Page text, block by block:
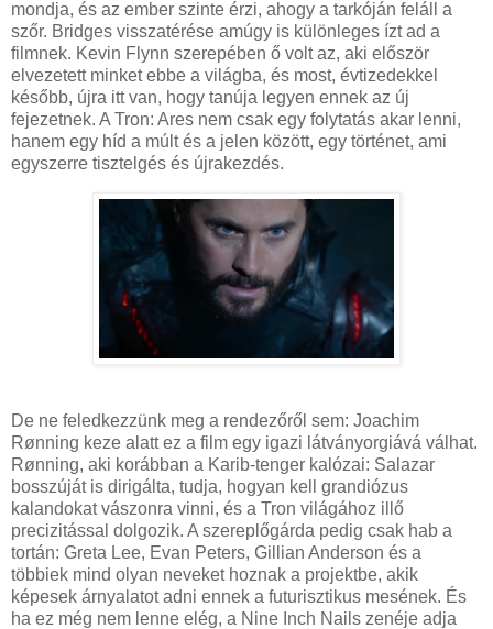
mondja, és az ember szinte érzi, ahogy a tarkóján feláll a
szőr. Bridges visszatérése amúgy is különleges ízt ad a
filmnek. Kevin Flynn szerepében ő volt az, aki először
elvezetett minket ebbe a világba, és most, évtizedekkel
később, újra itt van, hogy tanúja legyen ennek az új
fejezetnek. A Tron: Ares nem csak egy folytatás akar lenni,
hanem egy híd a múlt és a jelen között, egy történet, ami
egyszerre tisztelgés és újrakezdés.
De ne feledkezzünk meg a rendezőről sem: Joachim
Rønning keze alatt ez a film egy igazi látványorgiává válhat.
Rønning, aki korábban a Karib-tenger kalózai: Salazar
bosszúját is dirigálta, tudja, hogyan kell grandiózus
kalandokat vászonra vinni, és a Tron világához illő
precizitással dolgozik. A szereplőgárda pedig csak hab a
tortán: Greta Lee, Evan Peters, Gillian Anderson és a
többiek mind olyan neveket hoznak a projektbe, akik
képesek árnyalatot adni ennek a futurisztikus mesének. És
ha ez még nem lenne elég, a Nine Inch Nails zenéje adja